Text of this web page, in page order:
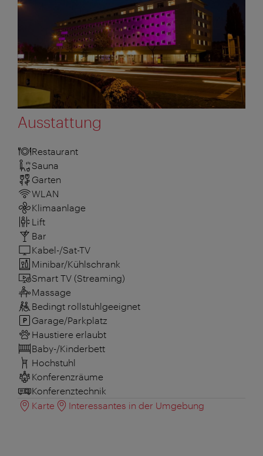
Ausstattung
Restaurant
Sauna
Garten
WLAN
Klimaanlage
Lift
Bar
Kabel-/Sat-TV
Minibar/Kühlschrank
Smart TV (Streaming)
Massage
Bedingt rollstuhlgeeignet
Garage/Parkplatz
Haustiere erlaubt
Baby-/Kinderbett
Hochstuhl
Konferenzräume
Konferenztechnik
Karte
Interessantes in der Umgebung